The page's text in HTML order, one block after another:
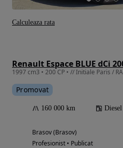
Promovat
160 000 km Diesel
Brasov (Brasov)
Profesionist • Publicat
Calculeaza rata